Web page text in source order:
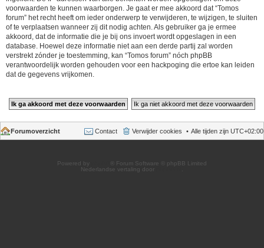
voorwaarden te kunnen waarborgen. Je gaat er mee akkoord dat “Tomos
forum” het recht heeft om ieder onderwerp te verwijderen, te wijzigen, te sluiten
of te verplaatsen wanneer zij dit nodig achten. Als gebruiker ga je ermee
akkoord, dat de informatie die je bij ons invoert wordt opgeslagen in een
database. Hoewel deze informatie niet aan een derde partij zal worden
verstrekt zónder je toestemming, kan “Tomos forum” nóch phpBB
verantwoordelijk worden gehouden voor een hackpoging die ertoe kan leiden
dat de gegevens vrijkomen.
Forumoverzicht Alle tijden zijn UTC+02:00
Verwijder cookies
Contact
Powered by
® Forum Software © phpBB Limited
Nederlandse vertaling door